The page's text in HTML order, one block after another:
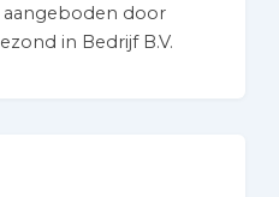
door
in Bedrijf B.V.